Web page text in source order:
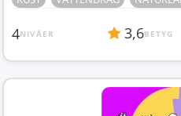
4NIVÅER 3,6BETYG